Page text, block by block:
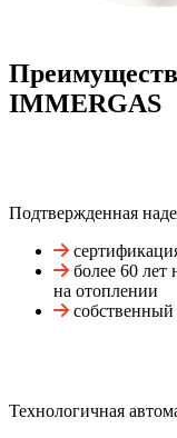
IMMERGAS
Подтвержденная
более 60
на отоплении
собственный
Технологичная